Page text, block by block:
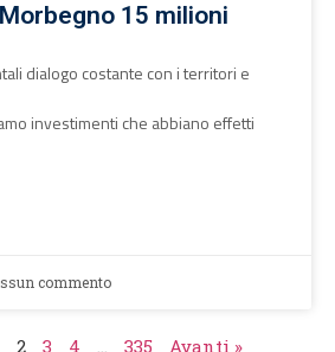
15 milioni
dialogo costante con i territori e
investimenti che abbiano effetti
commento
2 3 4 … 335 Avanti »